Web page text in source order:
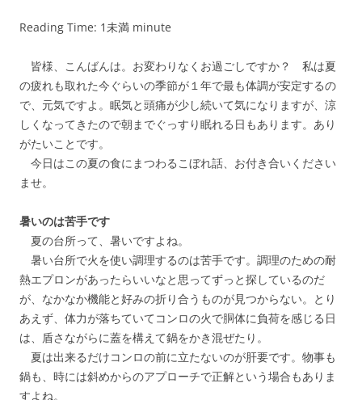
Reading Time: 1未満 minute
皆様、こんばんは。お変わりなくお過ごしですか？ 私は夏
の疲れも取れた今ぐらいの季節が１年で最も体調が安定するの
で、元気ですよ。眠気と頭痛が少し続いて気になりますが、涼
しくなってきたので朝までぐっすり眠れる日もあります。あり
がたいことです。
今日はこの夏の食にまつわるこぼれ話、お付き合いください
ませ。
暑いのは苦手です
夏の台所って、暑いですよね。
暑い台所で火を使い調理するのは苦手です。調理のための耐
熱エプロンがあったらいいなと思ってずっと探しているのだ
が、なかなか機能と好みの折り合うものが見つからない。とり
あえず、体力が落ちていてコンロの火で胴体に負荷を感じる日
は、盾さながらに蓋を構えて鍋をかき混ぜたり。
夏は出来るだけコンロの前に立たないのが肝要です。物事も
鍋も、時には斜めからのアプローチで正解という場合もありま
すよね。